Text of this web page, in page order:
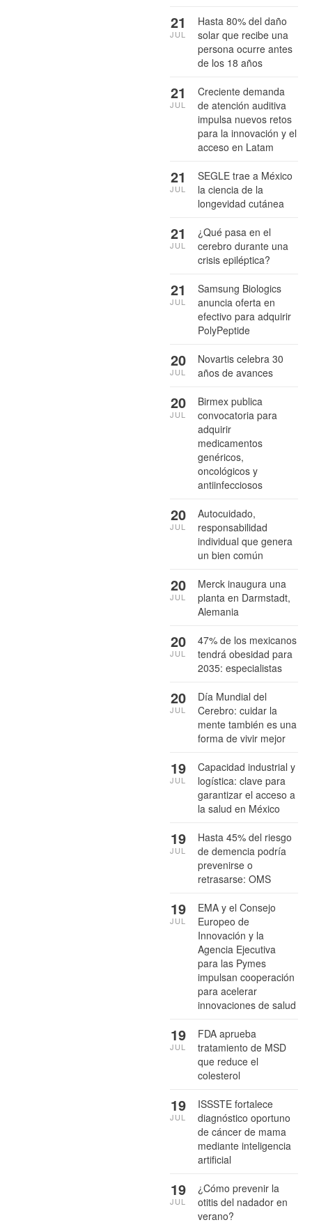
Hasta 80% del daño
solar que recibe una
persona ocurre antes
de los 18 años
21
JUL
Creciente demanda
de atención auditiva
impulsa nuevos retos
para la innovación y el
acceso en Latam
21
JUL
SEGLE trae a México
la ciencia de la
longevidad cutánea
21
JUL
¿Qué pasa en el
cerebro durante una
crisis epiléptica?
21
JUL
Samsung Biologics
anuncia oferta en
efectivo para adquirir
PolyPeptide
21
JUL
Novartis celebra 30
años de avances
20
JUL
Birmex publica
convocatoria para
adquirir
medicamentos
genéricos,
oncológicos y
antiinfecciosos
20
JUL
Autocuidado,
responsabilidad
individual que genera
un bien común
20
JUL
Merck inaugura una
planta en Darmstadt,
Alemania
20
JUL
47% de los mexicanos
tendrá obesidad para
2035: especialistas
20
JUL
Día Mundial del
Cerebro: cuidar la
mente también es una
forma de vivir mejor
20
JUL
Capacidad industrial y
logística: clave para
garantizar el acceso a
la salud en México
19
JUL
Hasta 45% del riesgo
de demencia podría
prevenirse o
retrasarse: OMS
19
JUL
EMA y el Consejo
Europeo de
Innovación y la
Agencia Ejecutiva
para las Pymes
impulsan cooperación
para acelerar
innovaciones de salud
19
JUL
FDA aprueba
tratamiento de MSD
que reduce el
colesterol
19
JUL
ISSSTE fortalece
diagnóstico oportuno
de cáncer de mama
mediante inteligencia
artificial
19
JUL
¿Cómo prevenir la
otitis del nadador en
verano?
19
JUL